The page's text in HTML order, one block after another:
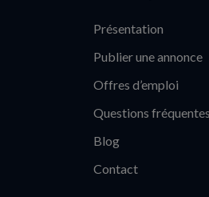
Présentation
Publier une annonce
Offres d’emploi
Questions fréquentes
Blog
Contact